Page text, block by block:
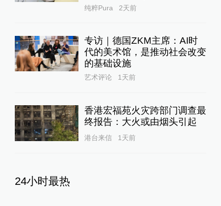
纯粹Pura 2天前
专访｜德国ZKM主席：AI时
代的美术馆，是推动社会改变
的基础设施
艺术评论 1天前
香港宏福苑火灾跨部门调查最
终报告：大火或由烟头引起
港台来信 1天前
24小时最热